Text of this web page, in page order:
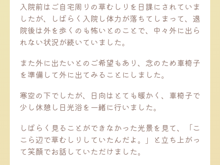
入院前はご自宅周りの草むしりを日課にされていま
したが、しばらく入院し体力が落ちてしまって、退
院後は外を歩くのも怖いとのことで、中々外に出ら
れない状況が続いていました。
また外に出たいとのご希望もあり、念のため車椅子
を準備して外に出てみることにしました。
寒空の下でしたが、日向はとても暖かく、車椅子で
少し休憩し日光浴を一緒に行いました。
しばらく見ることができなかった光景を見て、「こ
こら辺で草むしりしていたんだよ。」と立ち上がっ
て笑顔でお話していただけました。